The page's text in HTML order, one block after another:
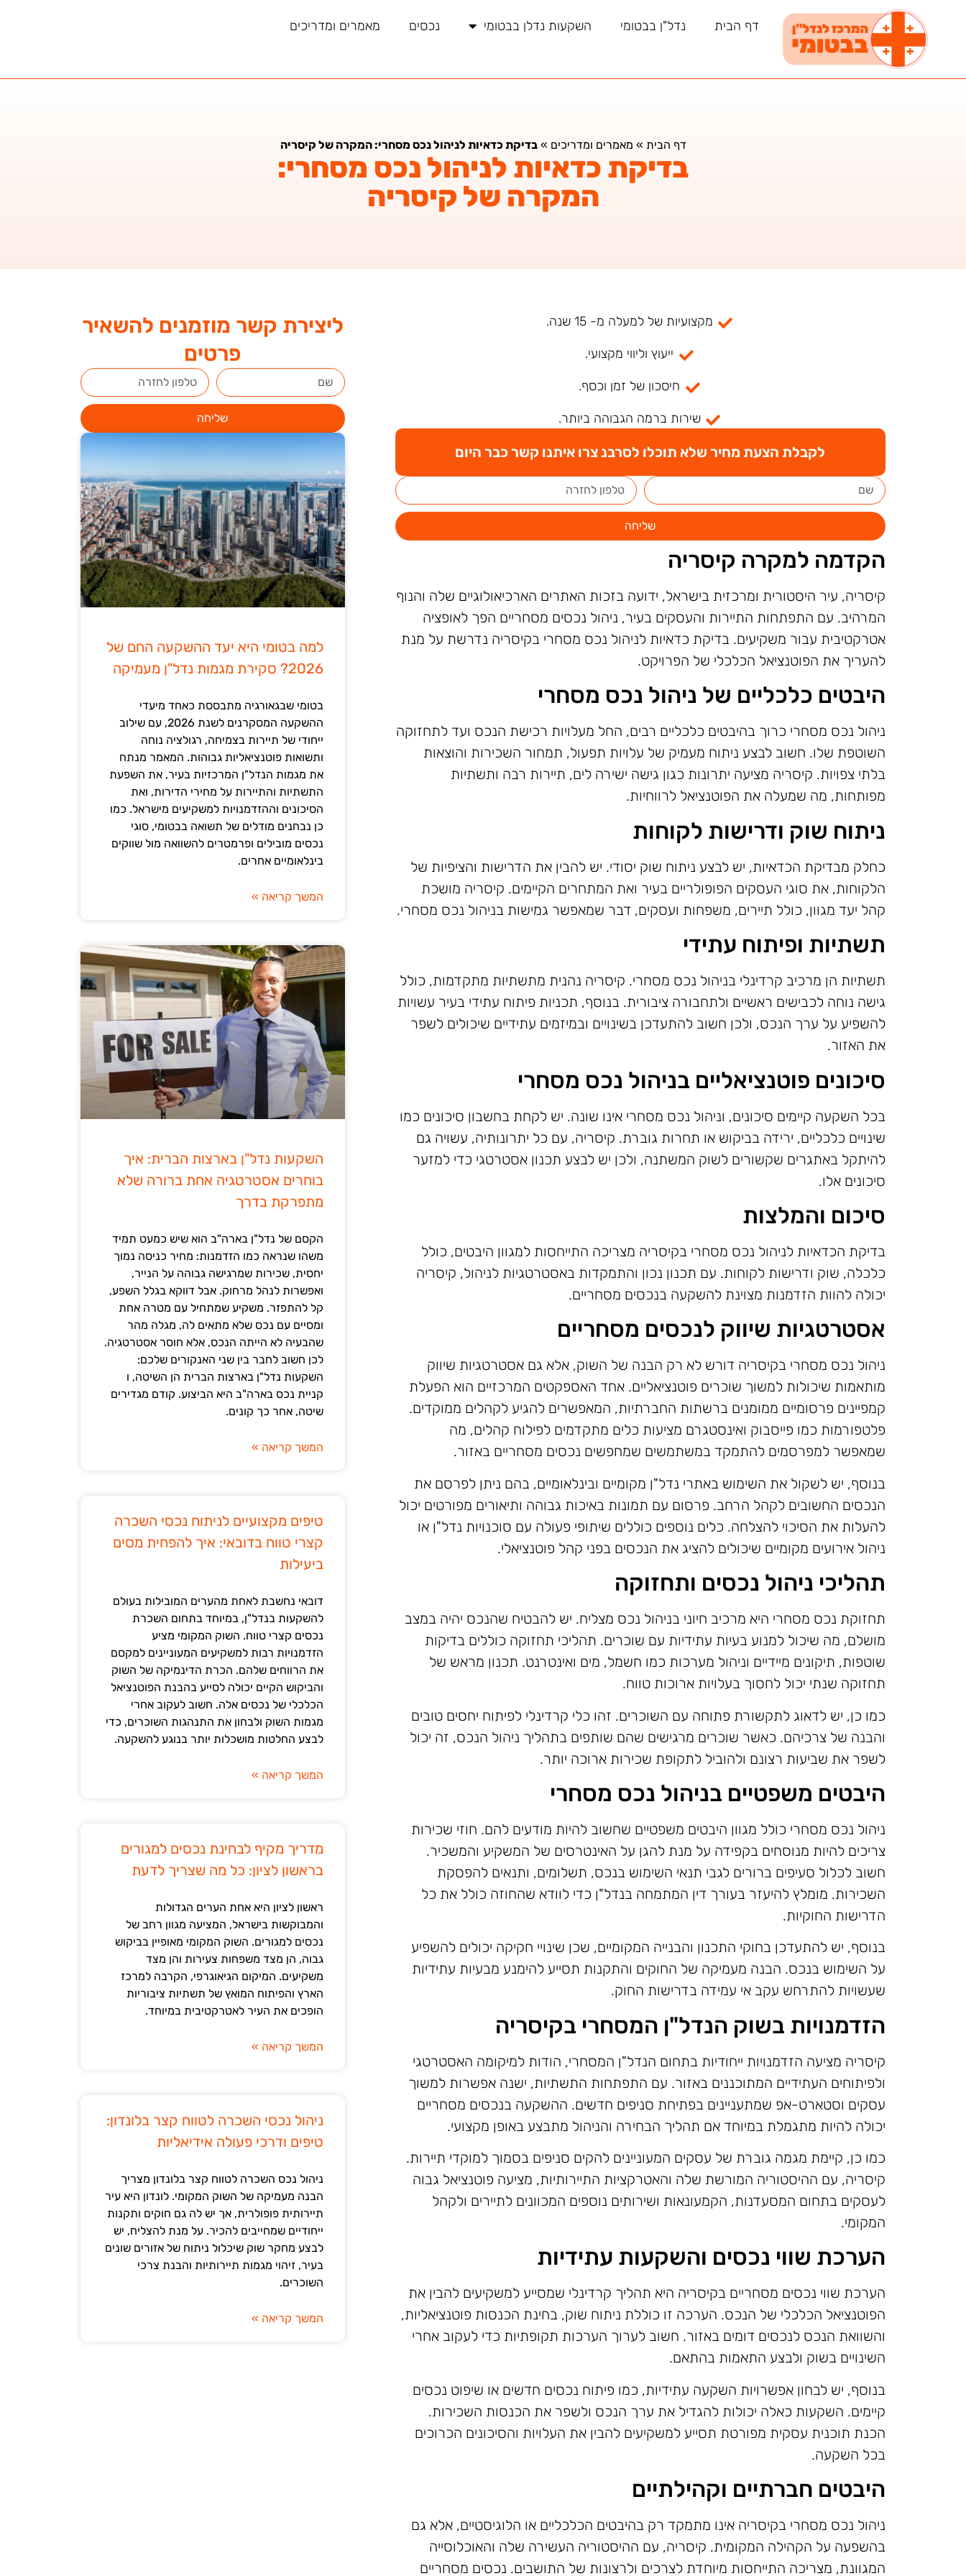
דף הבית נדל"ן בבטומי השקעות נדלן בבטומי נכסים מאמרים ומדריכים
דף הבית » מאמרים ומדריכים »בדיקת כדאיות לניהול נכס מסחרי: המקרה של קיסריה
בדיקת כדאיות לניהול נכס מסחרי:
המקרה של קיסריה
ליצירת קשר מוזמנים להשאיר
פרטים
שליחה
למה בטומי היא יעד ההשקעה החם של
2026? סקירת מגמות נדל"ן מעמיקה
בטומי שבגאורגיה מתבססת כאחד מיעדי
ההשקעה המסקרנים לשנת 2026, עם שילוב
ייחודי של תיירות בצמיחה, רגולציה נוחה
ותשואות פוטנציאליות גבוהות. המאמר מנתח
את מגמות הנדל"ן המרכזיות בעיר, את השפעת
התשתיות והתיירות על מחירי הדירות, ואת
הסיכונים וההזדמנויות למשקיעים מישראל. כמו
כן נבחנים מודלים של תשואה בבטומי, סוגי
נכסים מובילים ופרמטרים להשוואה מול שווקים
בינלאומיים אחרים.
המשך קריאה »
השקעות נדל"ן בארצות הברית: איך
בוחרים אסטרטגיה אחת ברורה שלא
מתפרקת בדרך
הקסם של נדל"ן בארה"ב הוא שיש כמעט תמיד
משהו שנראה כמו הזדמנות: מחיר כניסה נמוך
יחסית, שכירות שמרגישה גבוהה על הנייר,
ואפשרות לנהל מרחוק. אבל דווקא בגלל השפע,
קל להתפזר. משקיע שמתחיל עם מטרה אחת
ומסיים עם נכס שלא מתאים לה, מגלה מהר
שהבעיה לא הייתה הנכס, אלא חוסר אסטרטגיה.
לכן חשוב לחבר בין שני האנקורים שלכם:
השקעות נדל"ן בארצות הברית הן השיטה, ו
קניית נכס בארה"ב היא הביצוע. קודם מגדירים
שיטה, אחר כך קונים.
המשך קריאה »
טיפים מקצועיים לניתוח נכסי השכרה
קצרי טווח בדובאי: איך להפחית מסים
ביעילות
דובאי נחשבת לאחת מהערים המובילות בעולם
להשקעות בנדל"ן, במיוחד בתחום השכרת
נכסים קצרי טווח. השוק המקומי מציע
הזדמנויות רבות למשקיעים המעוניינים למקסם
את הרווחים שלהם. הכרת הדינמיקה של השוק
והביקוש הקיים יכולה לסייע בהבנת הפוטנציאל
הכלכלי של נכסים אלה. חשוב לעקוב אחרי
מגמות השוק ולבחון את התנהגות השוכרים, כדי
לבצע החלטות מושכלות יותר בנוגע להשקעה.
המשך קריאה »
מדריך מקיף לבחינת נכסים למגורים
בראשון לציון: כל מה שצריך לדעת
ראשון לציון היא אחת הערים הגדולות
והמבוקשות בישראל, המציעה מגוון רחב של
נכסים למגורים. השוק המקומי מאופיין בביקוש
גבוה, הן מצד משפחות צעירות והן מצד
משקיעים. המיקום הגיאוגרפי, הקרבה למרכז
הארץ והפיתוח המואץ של תשתיות ציבוריות
הופכים את העיר לאטרקטיבית במיוחד.
המשך קריאה »
ניהול נכסי השכרה לטווח קצר בלונדון:
טיפים ודרכי פעולה אידיאליות
ניהול נכס השכרה לטווח קצר בלונדון מצריך
הבנה מעמיקה של השוק המקומי. לונדון היא עיר
תיירותית פופולרית, אך יש לה גם חוקים ותקנות
ייחודיים שמחייבים להכיר. על מנת להצליח, יש
לבצע מחקר שוק שיכלול ניתוח של אזורים שונים
בעיר, זיהוי מגמות תיירותיות והבנת צרכי
השוכרים.
המשך קריאה »
מקצועיות של למעלה מ- 15 שנה.
ייעוץ וליווי מקצועי.
חיסכון של זמן וכסף.
שירות ברמה הגבוהה ביותר.
לקבלת הצעת מחיר שלא תוכלו לסרבנ צרו איתנו קשר כבר היום
שליחה
הקדמה למקרה קיסריה
קיסריה, עיר היסטורית ומרכזית בישראל, ידועה בזכות האתרים הארכיאולוגיים שלה והנוף
המרהיב. עם התפתחות התיירות והעסקים בעיר, ניהול נכסים מסחריים הפך לאופציה
אטרקטיבית עבור משקיעים. בדיקת כדאיות לניהול נכס מסחרי בקיסריה נדרשת על מנת
להעריך את הפוטנציאל הכלכלי של הפרויקט.
היבטים כלכליים של ניהול נכס מסחרי
ניהול נכס מסחרי כרוך בהיבטים כלכליים רבים, החל מעלויות רכישת הנכס ועד לתחזוקה
השוטפת שלו. חשוב לבצע ניתוח מעמיק של עלויות תפעול, תמחור השכירות והוצאות
בלתי צפויות. קיסריה מציעה יתרונות כגון גישה ישירה לים, תיירות רבה ותשתיות
מפותחות, מה שמעלה את הפוטנציאל לרווחיות.
ניתוח שוק ודרישות לקוחות
כחלק מבדיקת הכדאיות, יש לבצע ניתוח שוק יסודי. יש להבין את הדרישות והציפיות של
הלקוחות, את סוגי העסקים הפופולריים בעיר ואת המתחרים הקיימים. קיסריה מושכת
קהל יעד מגוון, כולל תיירים, משפחות ועסקים, דבר שמאפשר גמישות בניהול נכס מסחרי.
תשתיות ופיתוח עתידי
תשתיות הן מרכיב קרדינלי בניהול נכס מסחרי. קיסריה נהנית מתשתיות מתקדמות, כולל
גישה נוחה לכבישים ראשיים ולתחבורה ציבורית. בנוסף, תכניות פיתוח עתידי בעיר עשויות
להשפיע על ערך הנכס, ולכן חשוב להתעדכן בשינויים ובמיזמים עתידיים שיכולים לשפר
את האזור.
סיכונים פוטנציאליים בניהול נכס מסחרי
בכל השקעה קיימים סיכונים, וניהול נכס מסחרי אינו שונה. יש לקחת בחשבון סיכונים כמו
שינויים כלכליים, ירידה בביקוש או תחרות גוברת. קיסריה, עם כל יתרונותיה, עשויה גם
להיתקל באתגרים שקשורים לשוק המשתנה, ולכן יש לבצע תכנון אסטרטגי כדי למזער
סיכונים אלו.
סיכום והמלצות
בדיקת הכדאיות לניהול נכס מסחרי בקיסריה מצריכה התייחסות למגוון היבטים, כולל
כלכלה, שוק ודרישות לקוחות. עם תכנון נכון והתמקדות באסטרטגיות לניהול, קיסריה
יכולה להוות הזדמנות מצוינת להשקעה בנכסים מסחריים.
אסטרטגיות שיווק לנכסים מסחריים
ניהול נכס מסחרי בקיסריה דורש לא רק הבנה של השוק, אלא גם אסטרטגיות שיווק
מותאמות שיכולות למשוך שוכרים פוטנציאליים. אחד האספקטים המרכזיים הוא הפעלת
קמפיינים פרסומיים ממומנים ברשתות החברתיות, המאפשרים להגיע לקהלים ממוקדים.
פלטפורמות כמו פייסבוק ואינסטגרם מציעות כלים מתקדמים לפילוח קהלים, מה
שמאפשר למפרסמים להתמקד במשתמשים שמחפשים נכסים מסחריים באזור.
בנוסף, יש לשקול את השימוש באתרי נדל"ן מקומיים ובינלאומיים, בהם ניתן לפרסם את
הנכסים החשובים לקהל הרחב. פרסום עם תמונות באיכות גבוהה ותיאורים מפורטים יכול
להעלות את הסיכוי להצלחה. כלים נוספים כוללים שיתופי פעולה עם סוכנויות נדל"ן או
ניהול אירועים מקומיים שיכולים להציג את הנכסים בפני קהל פוטנציאלי.
תהליכי ניהול נכסים ותחזוקה
תחזוקת נכס מסחרי היא מרכיב חיוני בניהול נכס מצליח. יש להבטיח שהנכס יהיה במצב
מושלם, מה שיכול למנוע בעיות עתידיות עם שוכרים. תהליכי תחזוקה כוללים בדיקות
שוטפות, תיקונים מיידיים וניהול מערכות כמו חשמל, מים ואינטרנט. תכנון מראש של
תחזוקה שנתי יכול לחסוך בעלויות ארוכות טווח.
כמו כן, יש לדאוג לתקשורת פתוחה עם השוכרים. זהו כלי קרדינלי לפיתוח יחסים טובים
והבנה של צרכיהם. כאשר שוכרים מרגישים שהם שותפים בתהליך ניהול הנכס, זה יכול
לשפר את שביעות רצונם ולהוביל לתקופת שכירות ארוכה יותר.
היבטים משפטיים בניהול נכס מסחרי
ניהול נכס מסחרי כולל מגוון היבטים משפטיים שחשוב להיות מודעים להם. חוזי שכירות
צריכים להיות מנוסחים בקפידה על מנת להגן על האינטרסים של המשקיע והמשכיר.
חשוב לכלול סעיפים ברורים לגבי תנאי השימוש בנכס, תשלומים, ותנאים להפסקת
השכירות. מומלץ להיעזר בעורך דין המתמחה בנדל"ן כדי לוודא שהחוזה כולל את כל
הדרישות החוקיות.
בנוסף, יש להתעדכן בחוקי התכנון והבנייה המקומיים, שכן שינויי חקיקה יכולים להשפיע
על השימוש בנכס. הבנה מעמיקה של החוקים והתקנות תסייע להימנע מבעיות עתידיות
שעשויות להתרחש עקב אי עמידה בדרישות החוק.
הזדמנויות בשוק הנדל"ן המסחרי בקיסריה
קיסריה מציעה הזדמנויות ייחודיות בתחום הנדל"ן המסחרי, הודות למיקומה האסטרטגי
ולפיתוחים העתידיים המתוכננים באזור. עם התפתחות התשתיות, ישנה אפשרות למשוך
עסקים וסטארט-אפ שמתעניינים בפתיחת סניפים חדשים. ההשקעה בנכסים מסחריים
יכולה להיות מתגמלת במיוחד אם תהליך הבחירה והניהול מתבצע באופן מקצועי.
כמו כן, קיימת מגמה גוברת של עסקים המעוניינים להקים סניפים בסמוך למוקדי תיירות.
קיסריה, עם ההיסטוריה המורשת שלה והאטרקציות התיירותיות, מציעה פוטנציאל גבוה
לעסקים בתחום המסעדנות, הקמעונאות ושירותים נוספים המכוונים לתיירים ולקהל
המקומי.
הערכת שווי נכסים והשקעות עתידיות
הערכת שווי נכסים מסחריים בקיסריה היא תהליך קרדינלי שמסייע למשקיעים להבין את
הפוטנציאל הכלכלי של הנכס. הערכה זו כוללת ניתוח שוק, בחינת הכנסות פוטנציאליות,
והשוואת הנכס לנכסים דומים באזור. חשוב לערוך הערכות תקופתיות כדי לעקוב אחרי
השינויים בשוק ולבצע התאמות בהתאם.
בנוסף, יש לבחון אפשרויות השקעה עתידיות, כמו פיתוח נכסים חדשים או שיפוט נכסים
קיימים. השקעות כאלה יכולות להגדיל את ערך הנכס ולשפר את הכנסות השכירות.
הכנת תוכנית עסקית מפורטת תסייע למשקיעים להבין את העלויות והסיכונים הכרוכים
בכל השקעה.
היבטים חברתיים וקהילתיים
ניהול נכס מסחרי בקיסריה אינו מתמקד רק בהיבטים הכלכליים או הלוגיסטיים, אלא גם
בהשפעה על הקהילה המקומית. קיסריה, עם ההיסטוריה העשירה שלה והאוכלוסייה
המגוונת, מצריכה התייחסות מיוחדת לצרכים ולרצונות של התושבים. נכסים מסחריים